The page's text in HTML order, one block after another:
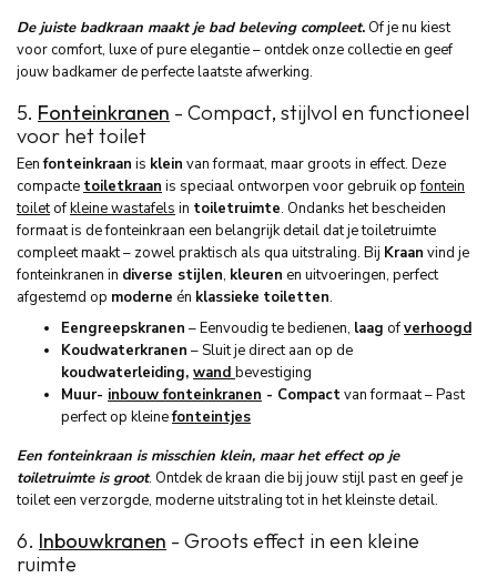
De juiste badkraan maakt je bad beleving compleet. Of je nu kiest
voor comfort, luxe of pure elegantie – ontdek onze collectie en geef
jouw badkamer de perfecte laatste afwerking.
5. Fonteinkranen - Compact, stijlvol en functioneel
voor het toilet
Eenfonteinkraan is klein van formaat, maar groots in effect. Deze
compacte toiletkraan is speciaal ontworpen voor gebruik opfontein
toiletofkleine wastafels in toiletruimte. Ondanks het bescheiden
formaat is de fonteinkraan een belangrijk detail dat je toiletruimte
compleet maakt – zowel praktisch als qua uitstraling. Bij Kraan vind je
fonteinkranen in diverse stijlen, kleuren en uitvoeringen, perfect
afgestemd op moderne én klassieke toiletten.
Eengreepskranen – Eenvoudig te bedienen, laag ofverhoogd
Koudwaterkranen – Sluit je direct aan op de
koudwaterleiding, wand bevestiging
Muur- inbouw fonteinkranen - Compactvan formaat – Past
perfect op kleinefonteintjes
Een fonteinkraan is misschien klein, maar het effect op je
toiletruimte is groot. Ontdek de kraan die bij jouw stijl past en geef je
toilet een verzorgde, moderne uitstraling tot in het kleinste detail.
6. Inbouwkranen - Groots effect in een kleine
ruimte